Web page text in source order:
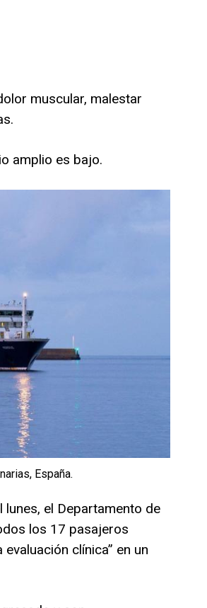
muscular, malestar
amplio es bajo.
España.
el Departamento de
los 17 pasajeros
clínica” en un